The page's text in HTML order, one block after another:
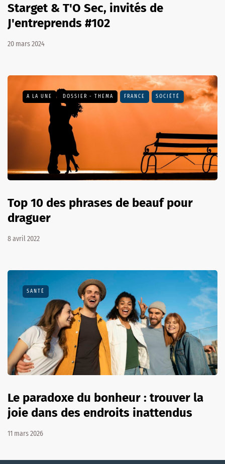
Starget & T'O Sec, invités de
J'entreprends #102
20 mars 2024
A LA UNE DOSSIER - THEMA FRANCE SOCIÉTÉ
Top 10 des phrases de beauf pour
draguer
8 avril 2022
SANTÉ
Le paradoxe du bonheur : trouver la
joie dans des endroits inattendus
11 mars 2026